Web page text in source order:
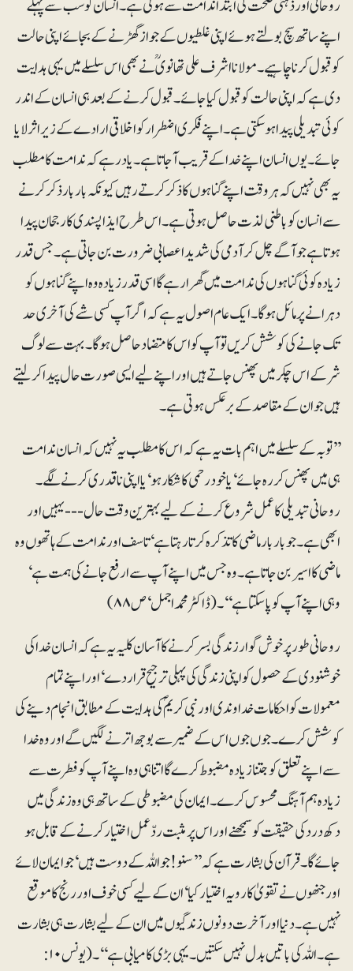
روحانی اور ذہنی صحت کی ابتدا ندامت سے ہوتی ہے۔ انسان کو سب سے پہلے
اپنے ساتھ سچ بولتے ہوئے اپنی غلطیوں کے جواز گھڑنے کے بجائے اپنی حالت
کو قبول کرنا چاہیے۔ مولانا اشرف علی تھانویؒ نے بھی اس سلسلے میں یہی ہدایت
دی ہے کہ اپنی حالت کو قبول کیا جائے۔ قبول کرنے کے بعد ہی انسان کے اندر
کوئی تبدیلی پیدا ہو سکتی ہے۔ اپنے فکری اضطرار کو اخلاقی ارادے کے زیراثر لایا
جائے۔ یوں انسان اپنے خدا کے قریب آجاتا ہے۔ یاد رہے کہ ندامت کا مطلب
یہ بھی نہیں کہ ہر وقت اپنے گناہوں کا ذکر کرتے رہیں کیونکہ بار بار ذکر کرنے
سے انسان کو باطنی لذت حاصل ہوتی ہے۔ اس طرح ایذا پسندی کا رجحان پیدا
ہوتا ہے جو آگے چل کر آدمی کی شدید اعصابی ضرورت بن جاتی ہے۔ جس قدر
زیادہ کوئی گناہوں کی ندامت میں گھرا رہے گا اسی قدر زیادہ وہ اپنے گناہوں کو
دہرانے پر مائل ہوگا۔ ایک عام اصول یہ ہے کہ اگر آپ کسی شے کی آخری حد
تک جانے کی کوشش کریں تو آپ کو اس کا متضاد حاصل ہوگا۔ بہت سے لوگ
شر کے اس چکر میں پھنس جاتے ہیں اور اپنے لیے ایسی صورت حال پیدا کر لیتے
ہیں جو ان کے مقاصد کے برعکس ہوتی ہے۔
’’توبہ کے سلسلے میں اہم بات یہ ہے کہ اس کا مطلب یہ نہیں کہ انسان ندامت
ہی میں پھنس کررہ جائے‘ یا خود رحمی کا شکار ہو‘ یا اپنی ناقدری کرنے لگے۔
روحانی تبدیلی کا عمل شروع کرنے کے لیے بہترین وقت حال--- یہیں اور
ابھی ہے۔ جو بار بار ماضی کا تذکرہ کرتا رہتا ہے‘ تاسف اور ندامت کے ہاتھوں وہ
ماضی کا اسیر بن جاتا ہے۔ وہ جس میں اپنے آپ سے ارفع جانے کی ہمت ہے‘
وہی اپنے آپ کو پا سکتا ہے‘‘۔ (ڈاکٹر محمد اجمل‘ ص ۸۸)
روحانی طور پر خوش گوار زندگی بسر کرنے کا آسان کلیہ یہ ہے کہ انسان خدا کی
خوشنودی کے حصول کو اپنی زندگی کی پہلی ترجیح قرار دے‘ اور اپنے تمام
معمولات کو احکامات خداوندی اور نبی کریم ؐ کی ہدایت کے مطابق انجام دینے کی
کوشش کرے۔ جوں جوں اس کے ضمیر سے بوجھ اترنے لگیں گے اور وہ خدا
سے اپنے تعلق کو جتنا زیادہ مضبوط کرے گا اتنا ہی وہ اپنے آپ کو فطرت سے
زیادہ ہم آہنگ محسوس کرے۔ ایمان کی مضبوطی کے ساتھ ہی وہ زندگی میں
دکھ درد کی حقیقت کو سمجھنے اور اس پر مثبت ردّعمل اختیار کرنے کے قابل ہو
جائے گا۔ قرآن کی بشارت ہے کہ ’’سنو! جو اللہ کے دوست ہیں ‘ جو ایمان لائے
اور جنھوں نے تقویٰ کا رویہ اختیار کیا‘ ان کے لیے کسی خوف اور رنج کا موقع
نہیں ہے۔ دنیا اور آخرت دونوں زندگیوں میں ان کے لیے بشارت ہی بشارت
ہے۔ اللہ کی باتیں بدل نہیں سکتیں۔ یہی بڑی کامیابی ہے‘‘۔ (یونس ۱۰: